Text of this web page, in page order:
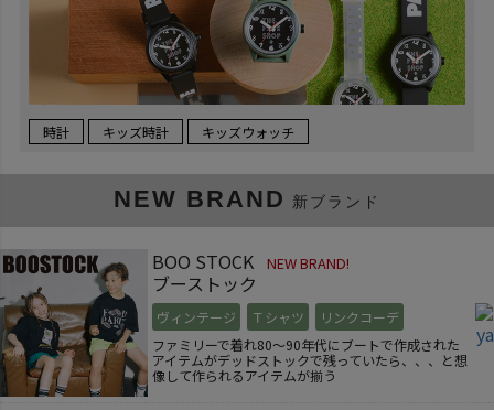
時計 キッズ時計 キッズウォッチ
NEW BRAND 新ブランド
BOO STOCK NEW BRAND!
ブーストック
ヴィンテージ Ｔシャツ
リンクコーデ
ファミリーで着れ80～90年代にブートで作成された
アイテムがデッドストックで残っていたら、、、と想
像して作られるアイテムが揃う